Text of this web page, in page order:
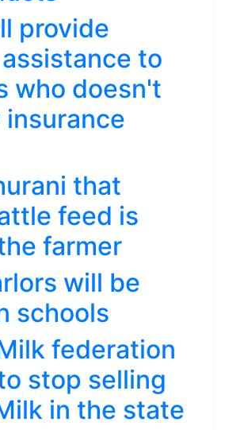
provide
to
who doesn't
insurance
that
feed is
farmer
will be
schools
federation
stop selling
in the state